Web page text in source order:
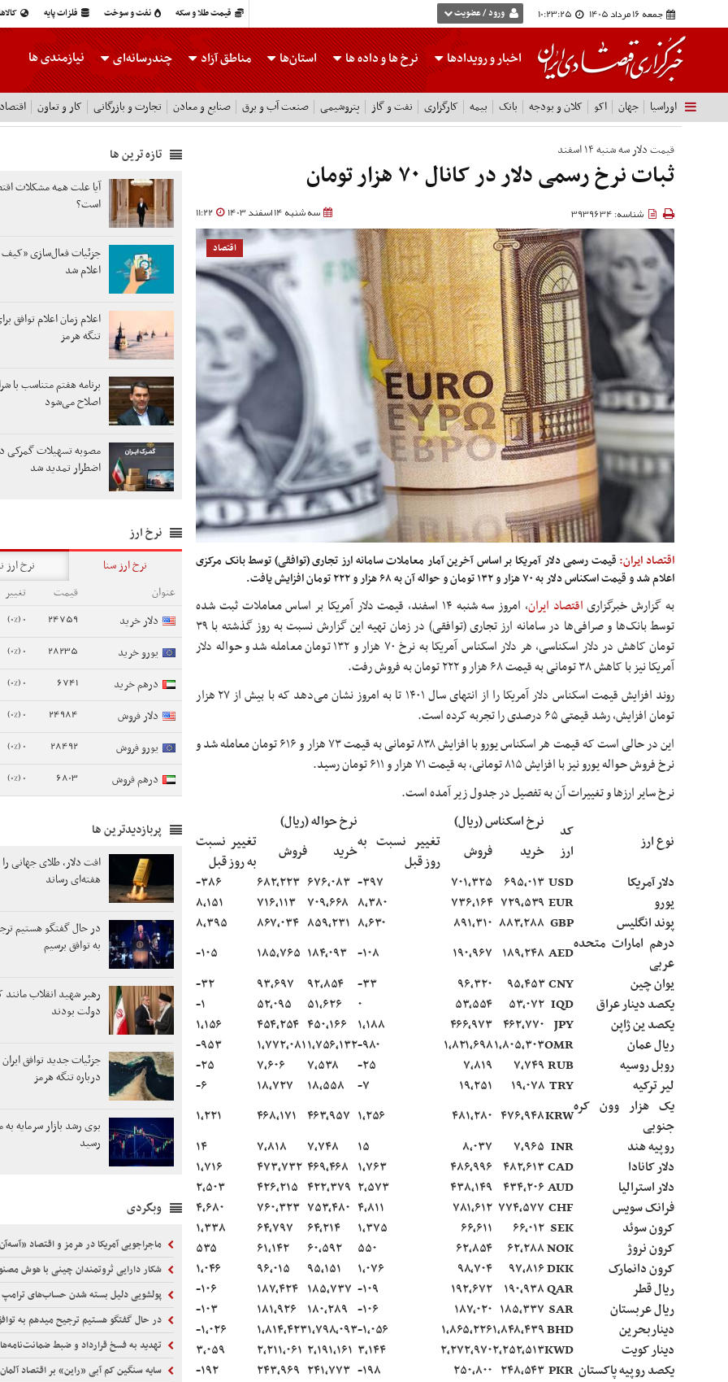
قیمت طلا و سکه نفت و سوخت فلزات پایه جمعه 16 مرداد 1405 10:23:26 ورود / عضویت
اخبار و رویدادها نرخ هاو داده ها استان‌ها مناطق آزاد چندرسانه‌ای نیازمندی ها
اوراسیا جهان اکو کلان و بودجه بانک بیمه کارگزاری نفت و گاز پتروشیمی صنعت آب و برق صنایع و معادن تجارت و بازرگانی کار و تعاون
قیمت دلار سه شنبه ۱۴ اسفند
ثبات نرخ رسمی دلار در کانال ۷۰ هزار تومان
سه شنبه 14 اسفند 1403 11:22 شناسه: 3939634
اقتصاد
اقتصاد ایران: قیمت رسمی دلار آمریکا بر اساس آخرین آمار معاملات سامانه ارز تجاری (توافقی) توسط بانک مرکزی
اعلام شد و قیمت اسکناس دلار به ۷۰ هزار و ۱۳۲ تومان و حواله آن به ۶۸ هزار و ۲۲۲ تومان افزایش یافت.
به گزارش خبرگزاریاقتصاد ایران
، امروز سه شنبه ۱۴ اسفند، قیمت دلار آمریکا بر اساس معاملات ثبت شده
توسط بانک‌ها و صرافی‌ها در سامانه ارز تجاری (توافقی) در زمان تهیه این گزارش نسبت به روز گذشته با ۳۹
تومان کاهش در دلار اسکناسی، هر دلار اسکناس آمریکا به نرخ ۷۰ هزار و ۱۳۲ تومان معامله شد و حواله دلار
آمریکا نیز با کاهش ۳۸ تومانی به قیمت ۶۸ هزار و ۲۲۲ تومان به فروش رفت.
روند افزایش قیمت اسکناس دلار آمریکا را از انتهای سال ۱۴۰۱ تا به امروز نشان می‌دهد که با بیش از ۲۷ هزار
تومان افزایش، رشد قیمتی ۶۵ درصدی را تجربه کرده است.
این در حالی است که قیمت هر اسکناس یورو با افزایش ۸۳۸ تومانی به قیمت ۷۳ هزار و ۶۱۶ تومان معامله شد و
نرخ فروش حواله یورو نیز با افزایش ۸۱۵ تومانی، به قیمت ۷۱ هزار و ۶۱۱ تومان رسید.
نرخ سایر ارزها و تغییرات آن به تفصیل در جدول زیر آمده است.
نوع ارز
کد
ارز
نرخ اسکناس (ریال)
نرخ حواله (ریال)
خرید
فروش
تغییر نسبت به
روز قبل
خرید فروش
تغییر نسبت
به روز قبل
دلار آمریکا
USD۶۹۵,۰۱۳ ۷۰۱,۳۲۵ -۳۹۷ ۶۷۶,۰۸۳ ۶۸۲,۲۲۳
-۳۸۶
یورو
EUR ۷۲۹,۵۳۹ ۷۳۶,۱۶۴ ۸,۳۸۰ ۷۰۹,۶۶۸ ۷۱۶,۱۱۳
۸,۱۵۱
پوند انگلیس
GBP ۸۸۳,۲۸۸ ۸۹۱,۳۱۰ ۸,۶۳۰ ۸۵۹,۲۳۱ ۸۶۷,۰۳۴
۸,۳۹۵
درهم امارات متحده
عربی
AED ۱۸۹,۲۴۸ ۱۹۰,۹۶۷ -۱۰۸ ۱۸۴,۰۹۳ ۱۸۵,۷۶۵
-۱۰۵
یوان چین
CNY۹۵,۴۵۳ ۹۶,۳۲۰ -۳۳ ۹۲,۸۵۴ ۹۳,۶۹۷
-۳۲
یکصد دینار عراق
IQD ۵۳,۰۷۲ ۵۳,۵۵۴ ۰ ۵۱,۶۲۶ ۵۲,۰۹۵
-۱
یکصد ین ژاپن
JPY ۴۶۲,۷۷۰ ۴۶۶,۹۷۳ ۱,۱۸۸ ۴۵۰,۱۶۶ ۴۵۴,۲۵۴
۱,۱۵۶
ریال عمان
OMR۱,۸۰۵,۳۰۳۱,۸۲۱,۶۹۸ -۹۸۰۱,۷۵۶,۱۳۲۱,۷۷۲,۰۸۱
-۹۵۳
روبل روسیه
RUB۷,۷۴۹ ۷,۸۱۹ -۲۵ ۷,۵۳۸ ۷,۶۰۶
-۲۵
لیر ترکیه
TRY ۱۹,۰۷۸ ۱۹,۲۵۱ -۷ ۱۸,۵۵۸ ۱۸,۷۲۷
-۶
یک هزار وون کره
جنوبی
KRW۴۷۶,۹۴۸ ۴۸۱,۲۸۰ ۱,۲۵۶ ۴۶۳,۹۵۷ ۴۶۸,۱۷۱
۱,۲۲۱
روپیه هند
INR ۷,۹۶۵ ۸,۰۳۷ ۱۵ ۷,۷۴۸ ۷,۸۱۸
۱۴
دلار کانادا
CAD۴۸۲,۶۱۳ ۴۸۶,۹۹۶ ۱,۷۶۳ ۴۶۹,۴۶۸ ۴۷۳,۷۳۲
۱,۷۱۶
دلار استرالیا
AUD۴۳۴,۲۰۶ ۴۳۸,۱۴۹ ۲,۵۷۳ ۴۲۲,۳۷۹ ۴۲۶,۲۱۵
۲,۵۰۳
فرانکسویس CHF ۷۷۴,۵۷۷ ۷۸۱,۶۱۲ ۴,۸۱۱ ۷۵۳,۴۸۰ ۷۶۰,۳۲۳
۴,۶۸۰
کرون سوئد
SEK ۶۶,۰۱۲ ۶۶,۶۱۱ ۱,۳۷۵ ۶۴,۲۱۴ ۶۴,۷۹۷
۱,۳۳۸
کرون نروژ
NOK۶۲,۲۸۸ ۶۲,۸۵۴ ۵۵۰ ۶۰,۵۹۲ ۶۱,۱۴۲
۵۳۵
کرون دانمارک
DKK۹۷,۸۱۶ ۹۸,۷۰۴ ۱,۰۷۶ ۹۵,۱۵۱ ۹۶,۰۱۵
۱,۰۴۶
ریال قطر
QAR۱۹۰,۹۳۸ ۱۹۲,۶۷۲ -۱۰۹ ۱۸۵,۷۳۷ ۱۸۷,۴۲۴
-۱۰۶
ریال عربستان
SAR ۱۸۵,۳۳۷ ۱۸۷,۰۲۰ -۱۰۶ ۱۸۰,۲۸۹ ۱۸۱,۹۲۶
-۱۰۳
دیناربحرین
BHD۱,۸۴۸,۴۳۹۱,۸۶۵,۲۲۶ -۱,۰۵۶۱,۷۹۸,۰۹۳۱,۸۱۴,۴۲۳
-۱,۰۲۶
دینار کویت
KWD۲,۲۵۲,۵۱۳۲,۲۷۲,۹۷۰ ۳,۱۴۴ ۲,۱۹۱,۱۶۱ ۲,۲۱۱,۰۶۱
۳,۰۵۹
یکصد روپیه پاکستان PKR۲۴۸,۵۴۳ ۲۵۰,۸۰۰ -۱۹۸ ۲۴۱,۷۷۳ ۲۴۳,۹۶۹
-۱۹۲
تازه ترین ها
آیا علت همه مشکلات
است؟
جزئیات فعال‌سازی «کیف
اعلام شد
اعلام زمان اعلام توافق
تنگه هرمز
برنامه هفتم متناسب با
اصلاح می‌شود
مصوبه تسهیلات گمرکی
اضطرار تمدید شد
نرخ ارز
نرخ ارز سنا
نرخ ارز
عنوان
قیمت تغییر
دلار خرید
24759
0 (0%)
یورو خرید 28235
0 (0%)
درهم خرید 6741
0 (0%)
دلار فروش 24984
0 (0%)
یورو فروش 28492
0 (0%)
درهم فروش 6803
0 (0%)
پربازدیدترین ها
هفته‌ای رساند
در حال گفتگو هستیم
به توافق برسیم
رهبر شهید انقلاب مانند
دولت بودند
جزئیات جدید توافق
درباره تنگه هرمز
بوی رشد بازار سرمایه
رسید
وبگردی
ماجراجویی آمریکا در هرمز و اقتصاد
شکار دارایی ثروتمندان چینی با هوش
پولشویی دلیل بسته شدن حساب‌های ترامپ
در حال گفتگو هستیم ترجیح میدهم به
تهدید به فسخ قرارداد و ضبط
سایه سنگین کم آبی «راین» بر اقتصاد آلمان